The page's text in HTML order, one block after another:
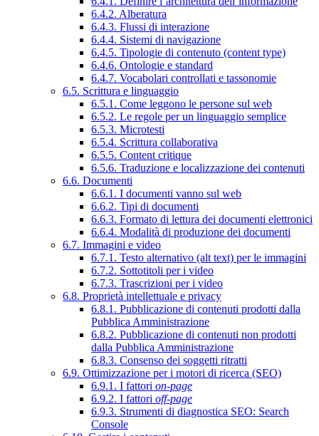
6.4.2. Alberatura
6.4.3. Flussi di interazione
6.4.4. Sistemi di navigazione
6.4.5. Tipologie di contenuto (content type)
6.4.6. Ontologie e standard
6.4.7. Vocabolari controllati e tassonomie
6.5. Scrittura e linguaggio
6.5.1. Come leggono le persone sul web
6.5.2. Le regole per un linguaggio semplice
6.5.3. Microtesti
6.5.4. Scrittura collaborativa
6.5.5. Content critique
6.5.6. Traduzione e localizzazione dei contenuti
6.6. Documenti
6.6.1. I documenti vanno sul web
6.6.2. Tipi di documenti
6.6.3. Formato di lettura dei documenti elettronici
6.6.4. Modalità di produzione dei documenti
6.7. Immagini e video
6.7.1. Testo alternativo (alt text) per le immagini
6.7.2. Sottotitoli per i video
6.7.3. Trascrizioni per i video
6.8. Proprietà intellettuale e privacy
6.8.1. Pubblicazione di contenuti prodotti dalla
Pubblica Amministrazione
6.8.2. Pubblicazione di contenuti non prodotti
dalla Pubblica Amministrazione
6.8.3. Consenso dei soggetti ritratti
6.9. Ottimizzazione per i motori di ricerca (SEO)
6.9.1. I fattori on-page
6.9.2. I fattori off-page
6.9.3. Strumenti di diagnostica SEO: Search
Console